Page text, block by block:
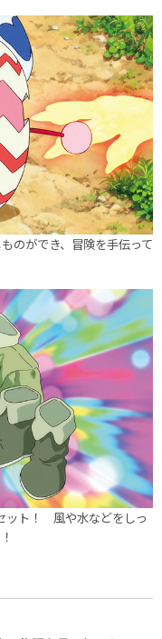
のができ、冒険を手伝って
ット！ 風や水などをしっ